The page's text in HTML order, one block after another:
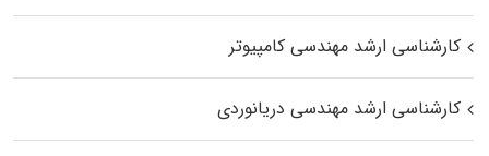
کارشناسی ارشد مهندسی کامپیوتر
کارشناسی ارشد مهندسی دریانوردی